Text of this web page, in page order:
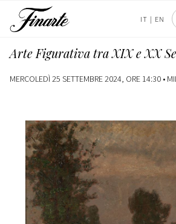
IT | EN
Arte Figurativa tra XIX e XX
MERCOLEDÌ 25 SETTEMBRE 2024, ORE 14:30 •